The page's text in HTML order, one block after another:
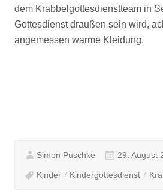
dem Krabbelgottesdienstteam in
Gottesdienst draußen sein wird,
angemessen warme Kleidung.
Simon Puschke 29. August
Kinder Kindergottesdienst